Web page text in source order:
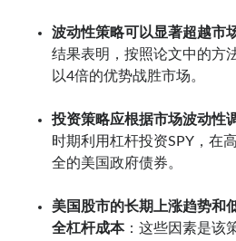
波动性策略可以显著超越市
结果表明，按照论文中的方
以4倍的优势战胜市场。
投资策略应根据市场波动性
时期利用杠杆投资SPY，在
全的美国政府债券。
美国股市的长期上涨趋势和
全杠杆成本：这些因素是该